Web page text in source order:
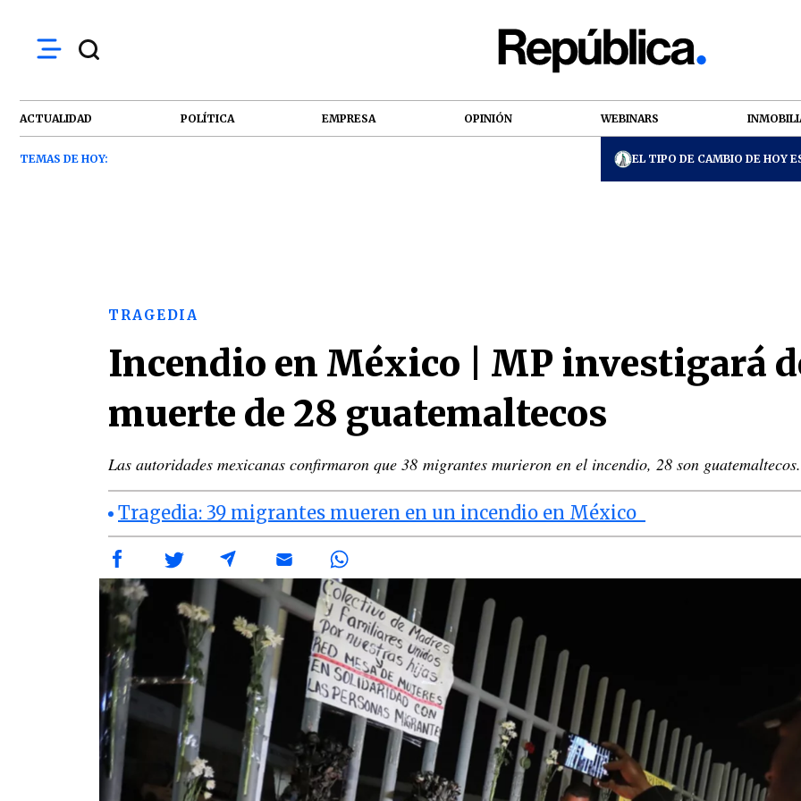
ACTUALIDAD POLÍTICA EMPRESA OPINIÓN WEBINARS
TEMAS DE HOY: EL TIPO DE CAMBIO DE HOY
TRAGEDIA
Incendio en México | MP investigará
muerte de 28 guatemaltecos
Las autoridades mexicanas confirmaron que 38 migrantes murieron en el incendio, 28 son
Tragedia: 39 migrantes mueren en un incendio en México